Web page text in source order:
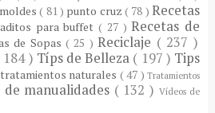
( 81 ) punto cruz( 78 )Recetas
para buffet( 27 )Recetas de
de Sopas( 25 )Reciclaje ( 237 )
184 ) Típs de Belleza ( 197 ) Tips
tratamientos naturales ( 47 )Tratamientos
de manualidades ( 132 ) Vídeos de